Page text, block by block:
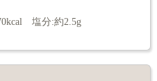
塩分:約2.5g